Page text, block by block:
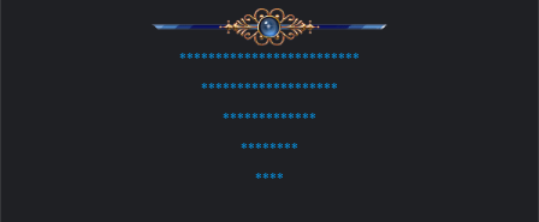
*************************
*******************
*************
********
****